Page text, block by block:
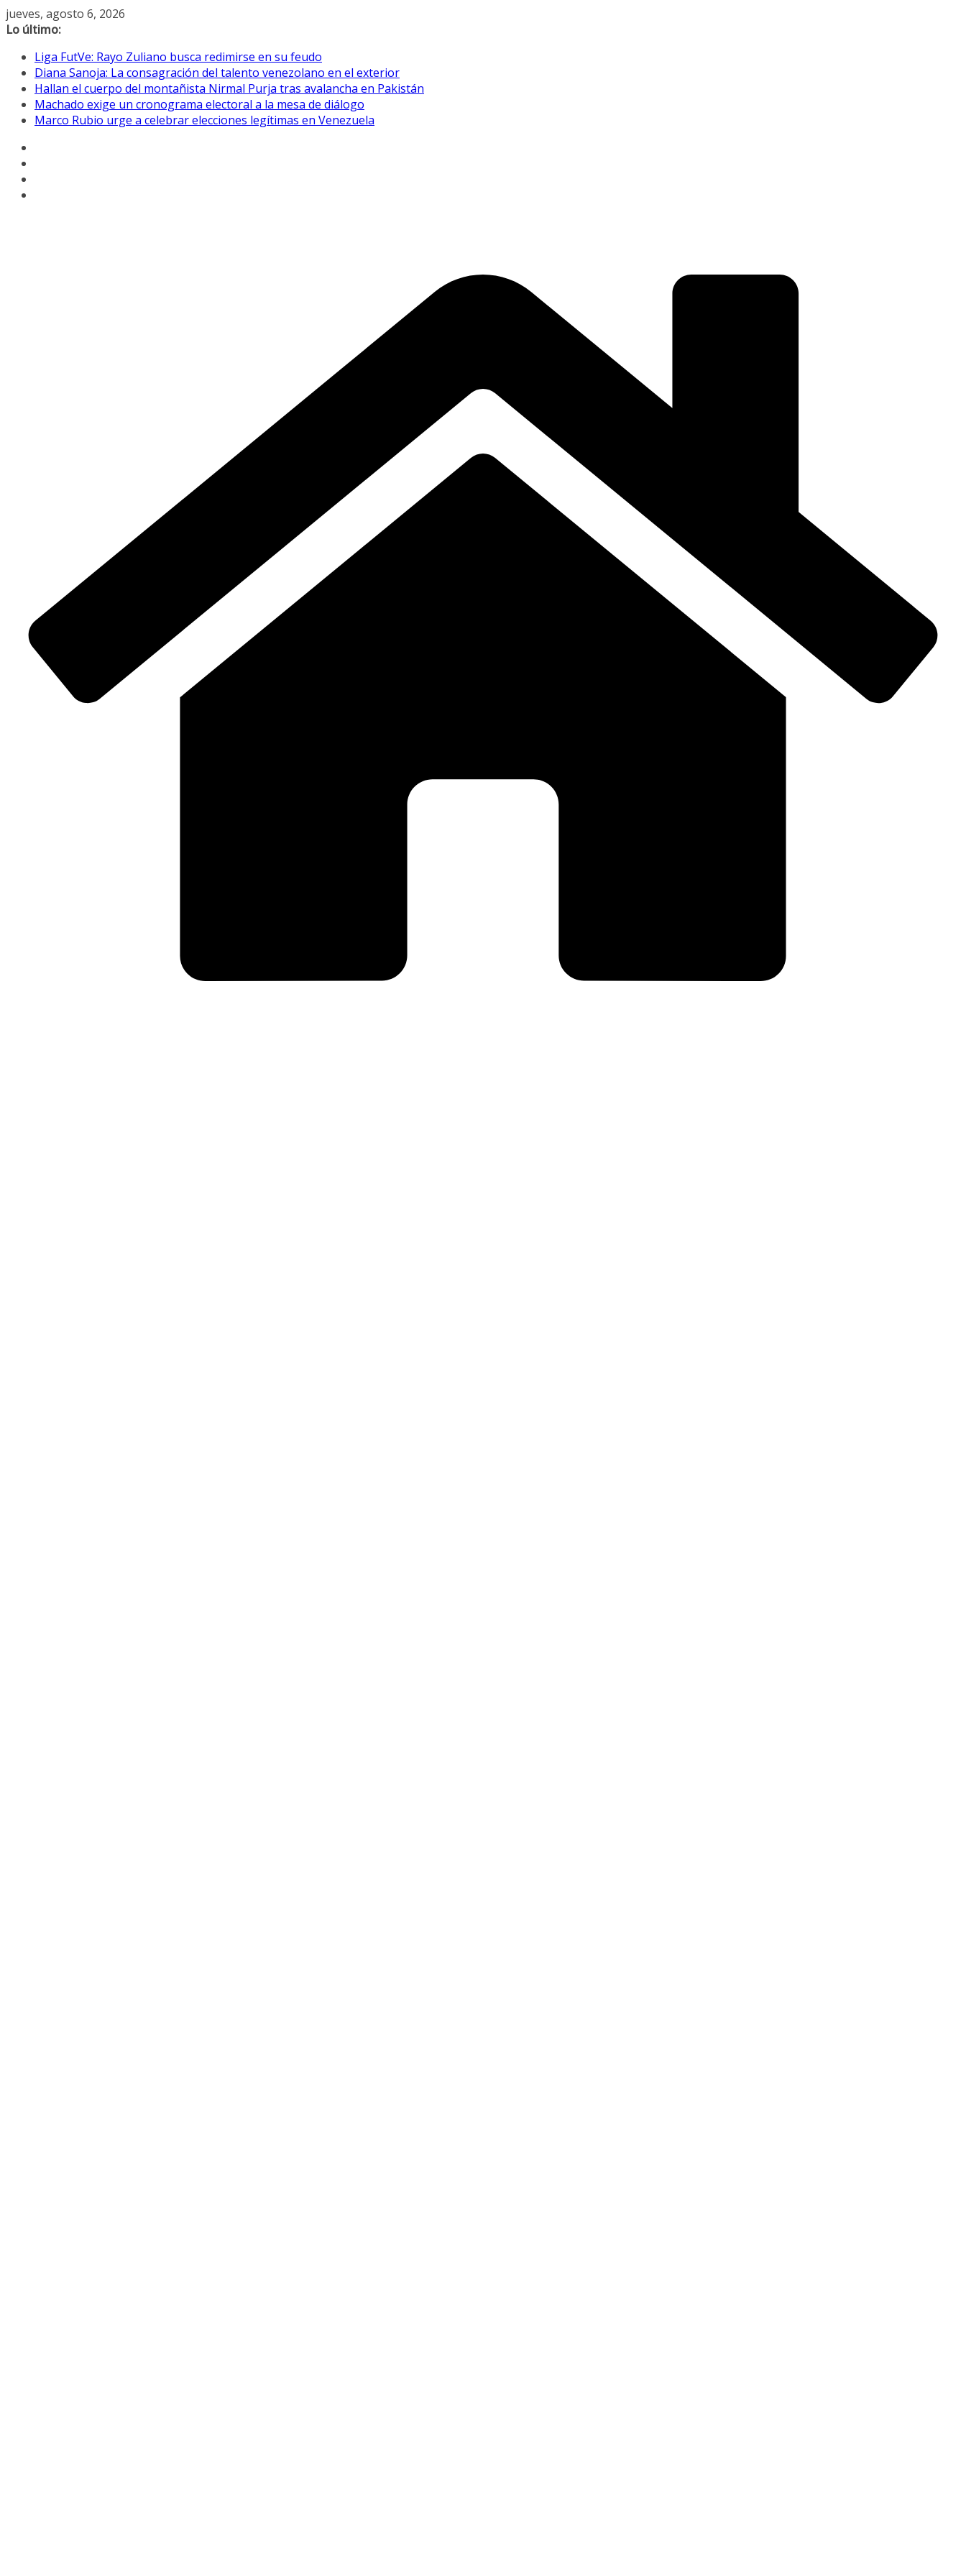
Saltar
al
jueves, agosto 6, 2026
Lo último:
Liga FutVe: Rayo Zuliano busca redimirse en su feudo
Diana Sanoja: La consagración del talento venezolano en el exterior
Hallan el cuerpo del montañista Nirmal Purja tras avalancha en Pakistán
Machado exige un cronograma electoral a la mesa de diálogo
Marco Rubio urge a celebrar elecciones legítimas en Venezuela